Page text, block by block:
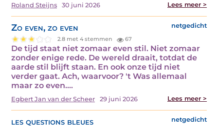
Roland Steijns 30 juni 2026 Lees meer >
Zo even, zo even netgedicht
2.8 met 4 stemmen 67
De tijd staat niet zomaar even stil. Niet zomaar
zonder enige rede. De wereld draait, totdat de
aarde stil blijft staan. En ook onze tijd niet
verder gaat. Ach, waarvoor? 't Was allemaal
maar zo even.…
Egbert Jan van der Scheer 29 juni 2026 Lees meer >
les questions bleues netgedicht